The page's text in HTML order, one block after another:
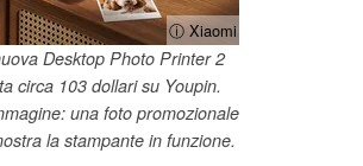
ⓘ Xiaomi
Desktop Photo Printer 2
circa 103 dollari su Youpin.
una foto promozionale
la stampante in funzione.